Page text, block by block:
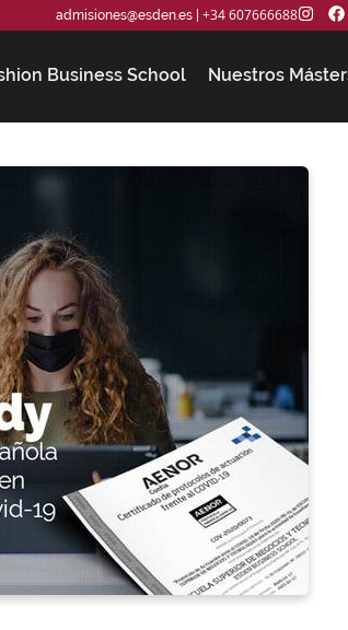
admisiones@esden.es| +34 607666688
Business School Nuestros